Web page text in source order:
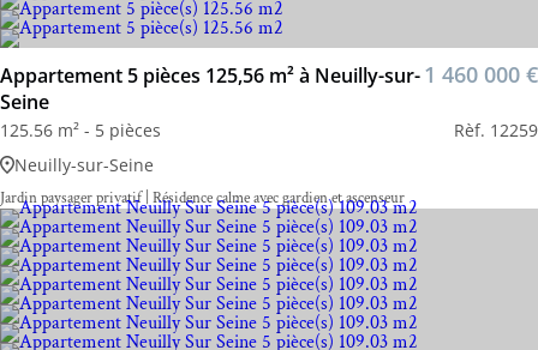
Appartement 5 pièces 125,56 m² à Neuilly-sur-
Seine
1 460 000 €
125.56 m² - 5 pièces
Rèf. 12259
Neuilly-sur-Seine
Jardin paysager privatif | Résidence calme avec gardien et ascenseur